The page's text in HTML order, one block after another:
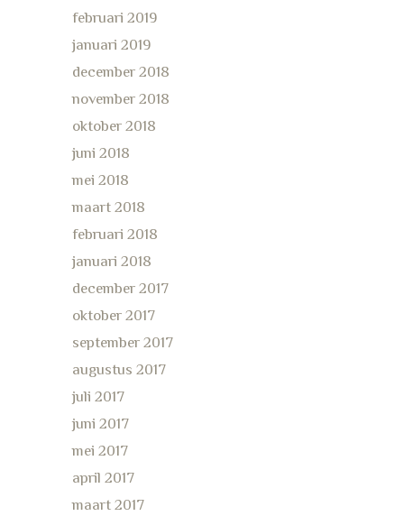
februari 2019
januari 2019
december 2018
november 2018
oktober 2018
juni 2018
mei 2018
maart 2018
februari 2018
januari 2018
december 2017
oktober 2017
september 2017
augustus 2017
juli 2017
juni 2017
mei 2017
april 2017
maart 2017